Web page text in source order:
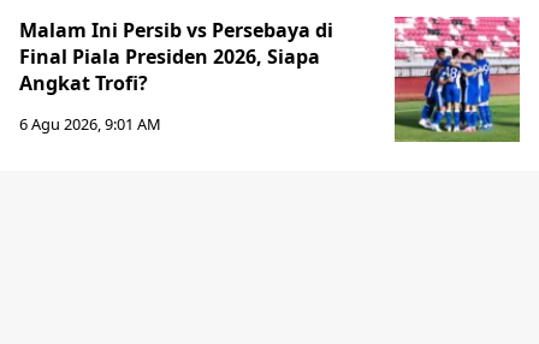
Malam Ini Persib vs Persebaya di
Final Piala Presiden 2026, Siapa
Angkat Trofi?
6 Agu 2026, 9:01 AM